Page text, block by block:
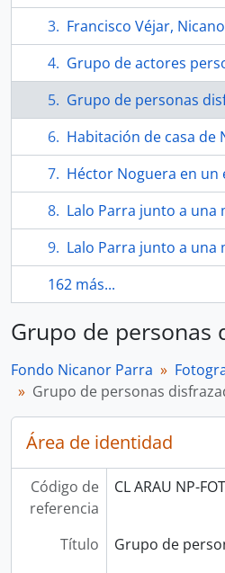
Francisco Véjar, Nicanor
Grupo de actores
Grupo de personas
Habitación de casa de
Héctor Noguera en un
Lalo Parra junto a una
Lalo Parra junto a una
162 más...
Grupo de personas
Fondo Nicanor Parra
Grupo de personas
Área de identidad
Código de
referencia
CL ARAU NP-
Título
Grupo de